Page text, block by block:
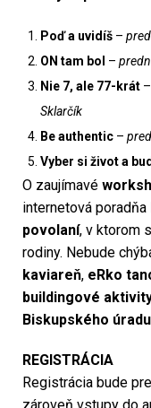
Poď a uvidíš –
ON tam bol –
Nie 7, ale 77-krát –
Sklarčík
Be authentic –
Vyber si život a
O zaujímavé
internetová poradňa
povolaní, v ktorom
rodiny. Nebude
kaviareň, eRko
buildingové
Biskupského úradu
REGISTRÁCIA
Registrácia bude